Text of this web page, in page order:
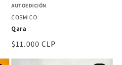
AUTOEDICIÓN
COSMICO
Qara
Precio
$11.000 CLP